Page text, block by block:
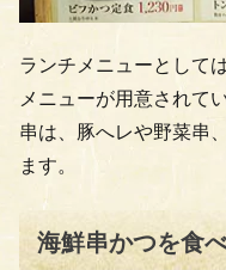
ランチメニューとして
メニューが用意されて
串は、豚へレや野菜串
ます。
海鮮串かつを食